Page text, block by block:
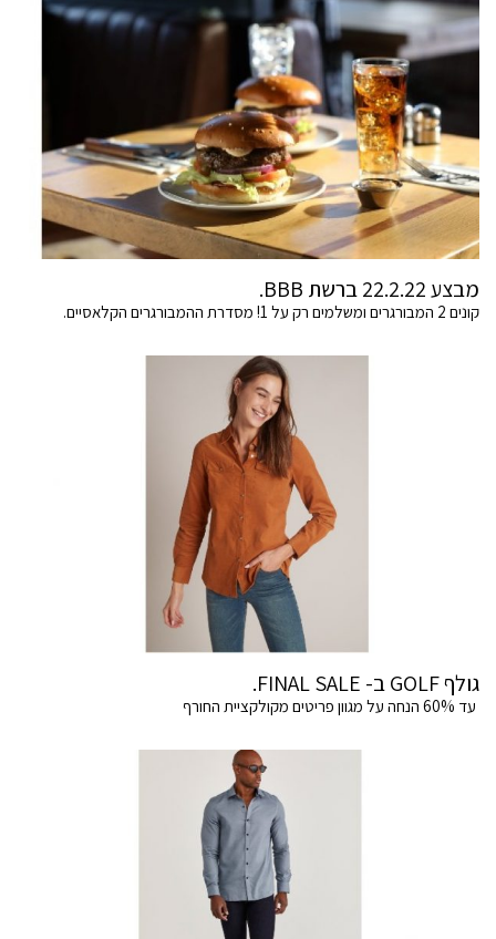
מבצע 22.2.22 ברשת BBB.
קונים 2 המבורגרים ומשלמים רק על 1! מסדרת ההמבורגרים הקלאסיים.
גולף GOLF ב- FINAL SALE.
עד 60% הנחה על מגוון פריטים מקולקציית החורף